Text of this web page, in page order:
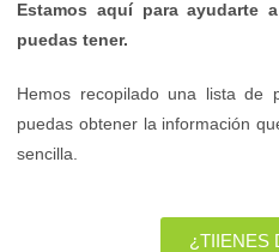
Estamos aquí para ayudarte
puedas tener.
Hemos recopilado una lista de
puedas obtener la información
sencilla.
¿TIIENES